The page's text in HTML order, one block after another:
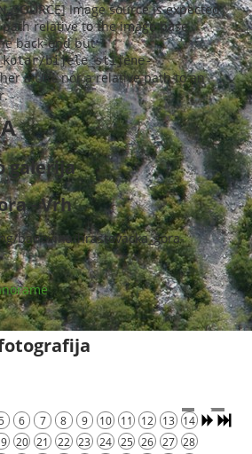
Image source is expected
relative to the image base
back-end but
bijele_stijene-
a URL nor a relative path to an
galerija
- Vrh
banovina/hrastovacka_gora-
6 7 8 9 10 11 12 13
14
20 21 22 23 24 25 26 27
28